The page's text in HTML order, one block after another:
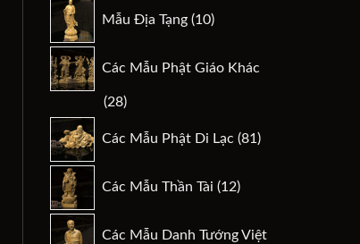
Mẫu Địa Tạng 10
sản
Các Mẫu Phật Giáo Khác
2828
phẩm
Các Mẫu Phật Di Lạc 81
sản
Các Mẫu Thần Tài
12
sản
Các Mẫu Danh Tướng Việt